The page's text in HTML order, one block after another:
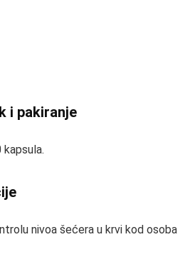
i pakiranje
kapsula.
nivoa šećera u krvi kod osoba